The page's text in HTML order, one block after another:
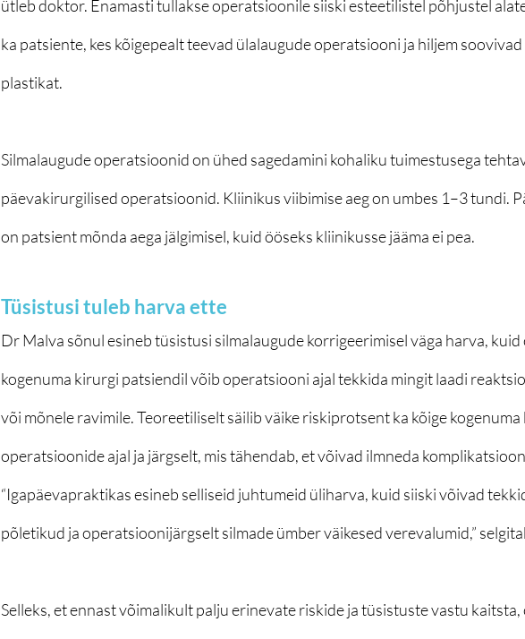
ütleb doktor. Enamasti tullakse operatsioonile siiski esteetilistel põhjustel
ka patsiente, kes kõigepealt teevad ülalaugude operatsiooni ja hiljem
plastikat.
Silmalaugude operatsioonid on ühed sagedamini kohaliku tuimestusega
päevakirurgilised operatsioonid. Kliinikus viibimise aeg on umbes 1–3 tundi.
on patsient mõnda aega jälgimisel, kuid ööseks kliinikusse jääma ei pea.
Tüsistusi tuleb harva ette
Dr Malva sõnul esineb tüsistusi silmalaugude korrigeerimisel väga harva, kuid
kogenuma kirurgi patsiendil võib operatsiooni ajal tekkida mingit laadi
või mõnele ravimile. Teoreetiliselt säilib väike riskiprotsent ka kõige
operatsioonide ajal ja järgselt, mis tähendab, et võivad ilmneda
“Igapäevapraktikas esineb selliseid juhtumeid üliharva, kuid siiski võivad
põletikud ja operatsioonijärgselt silmade ümber väikesed verevalumid,”
Selleks, et ennast võimalikult palju erinevate riskide ja tüsistuste vastu